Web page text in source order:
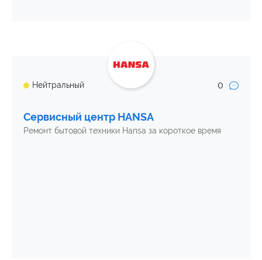
Нейтральный 0
Сервисный центр HANSA
Ремонт бытовой техники Hansa за короткое время